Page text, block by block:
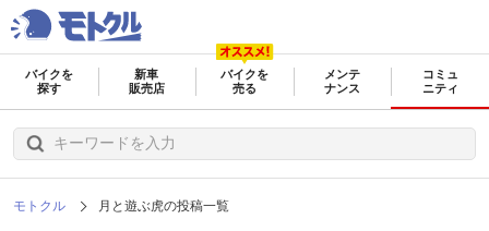
バイクを
探す
新車
販売店
バイクを
売る
メンテ
ナンス
コミュ
ニティ
モトクル 月と遊ぶ虎の投稿一覧